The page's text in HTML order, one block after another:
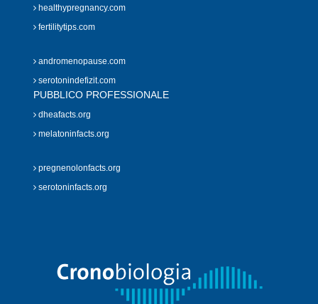
healthypregnancy.com
fertilitytips.com
andromenopause.com
serotonindefizit.com
PUBBLICO PROFESSIONALE
dheafacts.org
melatoninfacts.org
pregnenolonfacts.org
serotoninfacts.org